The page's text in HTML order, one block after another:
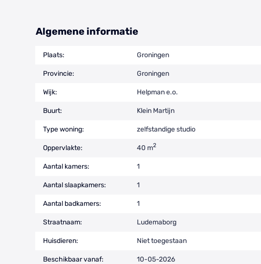
Algemene informatie
Plaats: Groningen
Provincie: Groningen
Wijk: Helpman e.o.
Buurt: Klein Martijn
Type woning: zelfstandige studio
Oppervlakte: 40 m2
Aantal kamers: 1
Aantal slaapkamers: 1
Aantal badkamers: 1
Straatnaam: Ludemaborg
Huisdieren: Niet toegestaan
Beschikbaar vanaf: 10-05-2026